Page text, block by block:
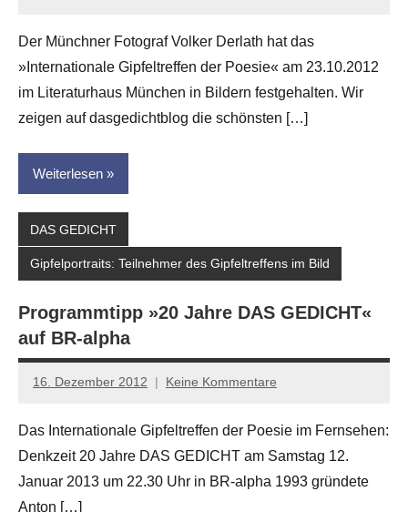
Anton
Leitner
Der Münchner Fotograf Volker Derlath hat das
»Internationale Gipfeltreffen der Poesie« am 23.10.2012
im Literaturhaus München in Bildern festgehalten. Wir
zeigen auf dasgedichtblog die schönsten […]
Weiterlesen
DAS GEDICHT
Gipfelportraits: Teilnehmer des Gipfeltreffens im Bild
Programmtipp »20 Jahre DAS GEDICHT«
auf BR-alpha
16. Dezember 2012
Anton
Leitner
Keine Kommentare
Das Internationale Gipfeltreffen der Poesie im Fernsehen:
Denkzeit 20 Jahre DAS GEDICHT am Samstag 12.
Januar 2013 um 22.30 Uhr in BR-alpha 1993 gründete
Anton […]